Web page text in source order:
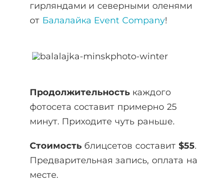
гирляндами и северными оленями
от Балалайка Event Company!
Продолжительностькаждого
фотосета составит примерно 25
минут. Приходите чуть раньше.
Стоимостьблицсетов составит$55.
Предварительная запись, оплата на
месте.